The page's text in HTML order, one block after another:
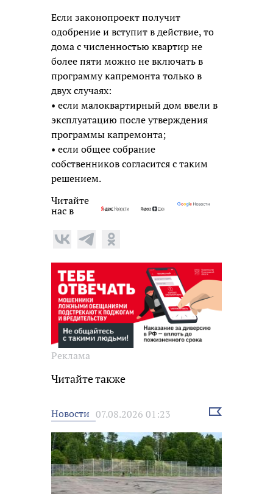
Если законопроект получит
одобрение и вступит в действие, то
дома с численностью квартир не
более пяти можно не включать в
программу капремонта только в
двух случаях:
• если малоквартирный дом ввели в
эксплуатацию после утверждения
программы капремонта;
• если общее собрание
собственников согласится с таким
решением.
Читайте
нас в
Реклама
Читайте также
Новости 07.08.2026 01:23
Выбрать